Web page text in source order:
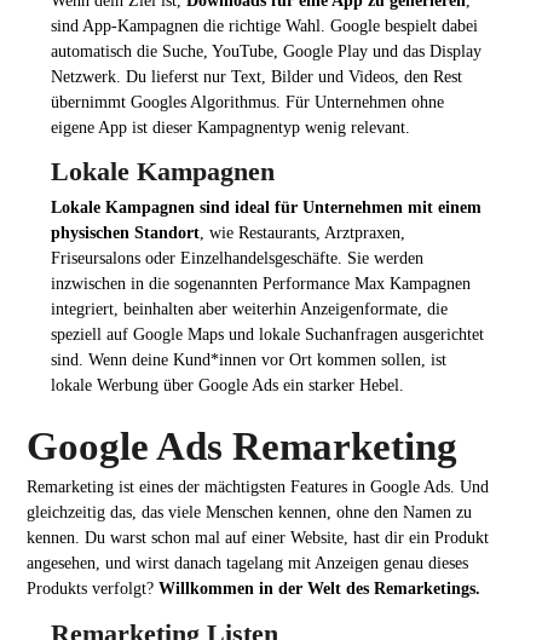
sind App-Kampagnen die richtige Wahl. Google bespielt dabei
automatisch die Suche, YouTube, Google Play und das Display
Netzwerk. Du lieferst nur Text, Bilder und Videos, den Rest
übernimmt Googles Algorithmus. Für Unternehmen ohne
eigene App ist dieser Kampagnentyp wenig relevant.
Lokale Kampagnen
Lokale Kampagnen sind ideal für Unternehmen mit einem
physischen Standort, wie Restaurants, Arztpraxen,
Friseursalons oder Einzelhandelsgeschäfte. Sie werden
inzwischen in die sogenannten Performance Max Kampagnen
integriert, beinhalten aber weiterhin Anzeigenformate, die
speziell auf Google Maps und lokale Suchanfragen ausgerichtet
sind. Wenn deine Kund*innen vor Ort kommen sollen, ist
lokale Werbung über Google Ads ein starker Hebel.
Google Ads Remarketing
Remarketing ist eines der mächtigsten Features in Google Ads. Und
gleichzeitig das, das viele Menschen kennen, ohne den Namen zu
kennen. Du warst schon mal auf einer Website, hast dir ein Produkt
angesehen, und wirst danach tagelang mit Anzeigen genau dieses
Produkts verfolgt?Willkommen in der Welt des Remarketings.
Remarketing Listen